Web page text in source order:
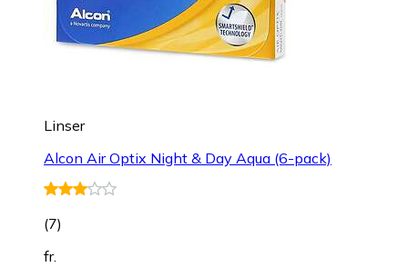
Linser
Alcon Air Optix Night & Day Aqua (6-pack)
(7)
fr.